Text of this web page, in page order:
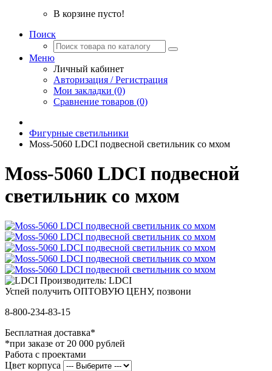
В корзине пусто!
Поиск
Меню
Личный кабинет
Авторизация / Регистрация
Мои закладки (0)
Сравнение товаров (0)
Фигурные светильники
Moss-5060 LDCI подвесной светильник со мхом
Moss-5060 LDCI подвесной
светильник со мхом
Производитель: LDCI
Успей получить ОПТОВУЮ ЦЕНУ, позвони
8-800-234-83-15
Бесплатная доставка*
*при заказе от 20 000 рублей
Работа с проектами
Цвет корпуса